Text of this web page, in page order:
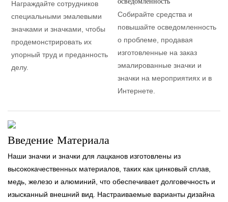
Награждайте сотрудников
специальными эмалевыми
значками и значками, чтобы
продемонстрировать их
упорный труд и преданность
делу.
Собирайте средства и
повышайте осведомленность
о проблеме, продавая
изготовленные на заказ
эмалированные значки и
значки на мероприятиях и в
Интернете.
Введение Материала
Наши значки и значки для лацканов изготовлены из
высококачественных материалов, таких как цинковый сплав,
медь, железо и алюминий, что обеспечивает долговечность и
изысканный внешний вид. Настраиваемые варианты дизайна